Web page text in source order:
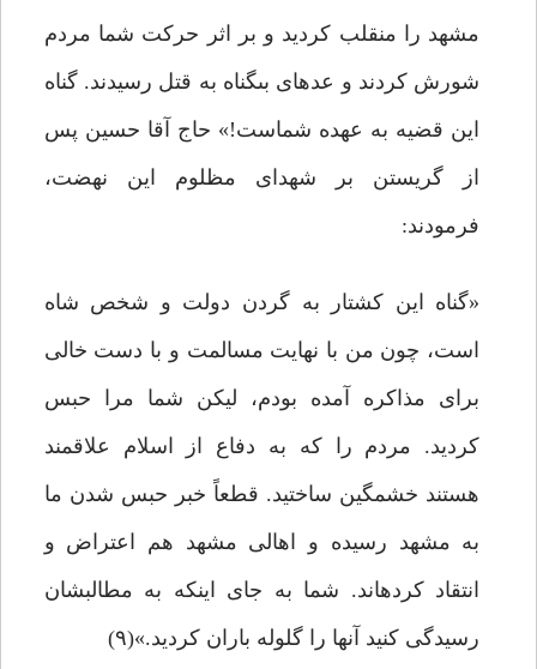
مشهد را منقلب کردید و بر اثر حرکت شما مردم
شورش کردند و عده‏اى بى‏گناه به قتل رسیدند. گناه
این قضیه به عهده شماست!» حاج آقا حسین پس
از گریستن بر شهداى مظلوم این نهضت،
‏فرمودند:
«گناه این کشتار به گردن دولت و شخص شاه
است، چون من با نهایت مسالمت و با دست خالى
براى مذاکره آمده بودم، لیکن شما مرا حبس
کردید. مردم را که به دفاع از اسلام علاقمند
هستند خشمگین ساختید. قطعاً خبر حبس شدن ما
به مشهد رسیده و اهالى مشهد هم اعتراض و
انتقاد کرده‏اند. شما به جاى اینکه به مطالبشان
رسیدگى کنید آنها را گلوله باران کردید.»(۹)